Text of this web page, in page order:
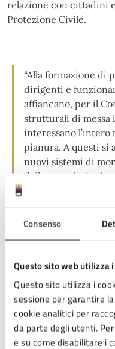
Consenso
Questo sito web utilizza
Questo sito utilizza i
sessione per garantire
cookie analitici per
da parte degli utenti.
e su come disabilitare i
relazione con cittadini
Protezione Civile.
“Alla formazione di
dirigenti e
affiancano, per il
strutturali di messa
interessano
pianura. A questi si
nuovi sistemi di
delle segnalazioni:
dashboard di
strumenti di
sistemi acustici e
piano di
della protezione
avviati a partire dal